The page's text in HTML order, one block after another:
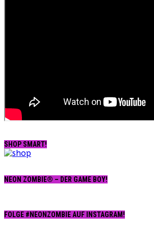
SHOP SMART!
NEON ZOMBIE® – DER GAME BOY!
FOLGE #NEONZOMBIE AUF INSTAGRAM!